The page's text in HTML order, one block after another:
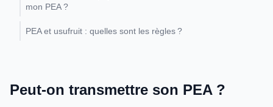
mon PEA ?
PEA et usufruit : quelles sont les règles ?
Peut-on transmettre son PEA ?